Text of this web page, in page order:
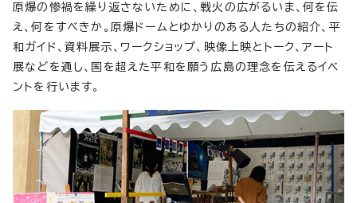
原爆の惨禍を繰り返さないために、戦火の広がるいま、何を伝
え、何をすべきか。原爆ドームとゆかりのある人たちの紹介、平
和ガイド、資料展示、ワークショップ、映像上映とトーク、アート
展などを通し、国を超えた平和を願う広島の理念を伝えるイベ
ントを行います。